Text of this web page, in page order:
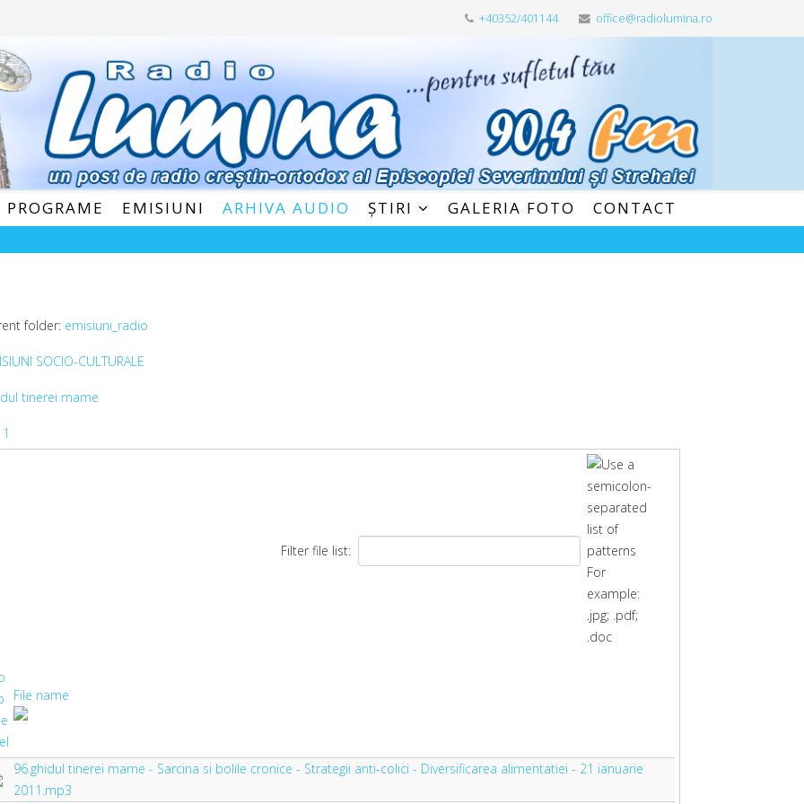
+40352/401144 office@radiolumina.ro
EMISIUNI ARHIVA AUDIO ȘTIRI GALERIA FOTO CONTACT
folder: emisiuni_radio
SOCIO-CULTURALE
tinerei mame
Filter file list:
File name
96.ghidul tinerei mame - Sarcina si bolile cronice - Strategii anti-colici - Diversificarea alimentatiei - 21 ianuarie
2011.mp3